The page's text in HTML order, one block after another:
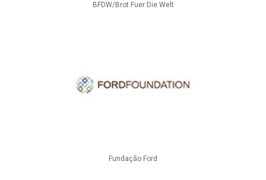
BFDW/Brot Fuer Die Welt
Fundação Ford